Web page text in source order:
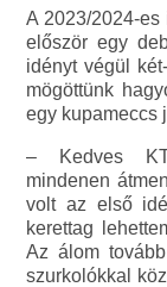
A 2023/2024-es
először egy
idényt végül
mögöttünk
egy kupameccs
– Kedves
mindenen
volt az első
kerettag
Az álom
szurkolókkal